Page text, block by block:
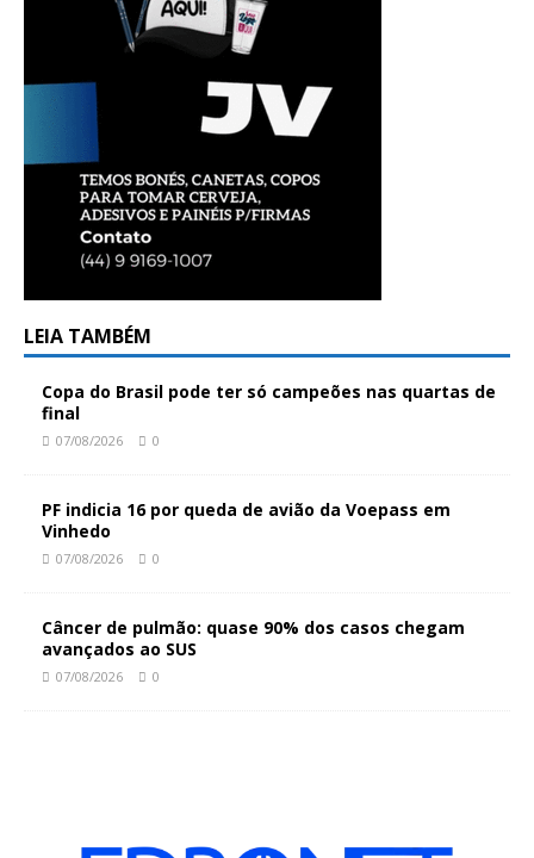
LEIA TAMBÉM
Copa do Brasil pode ter só campeões nas quartas de
final
07/08/2026 0
PF indicia 16 por queda de avião da Voepass em
Vinhedo
07/08/2026 0
Câncer de pulmão: quase 90% dos casos chegam
avançados ao SUS
07/08/2026 0